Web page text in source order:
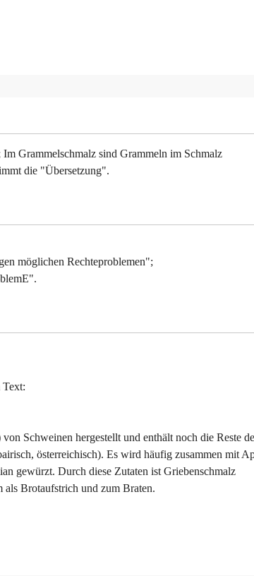
Grammelschmalz sind Grammeln im Schmalz
die "Übersetzung".
möglichen Rechteproblemen";
Text:
Schweinen hergestellt und enthält noch die Reste
österreichisch). Es wird häufig zusammen mit
gewürzt. Durch diese Zutaten ist Griebenschmalz
als Brotaufstrich und zum Braten.